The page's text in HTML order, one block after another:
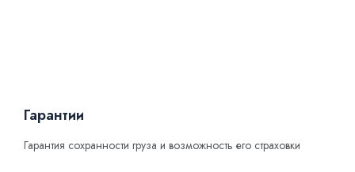
Гарантии
Гарантия сохранности груза и возможность его страховки